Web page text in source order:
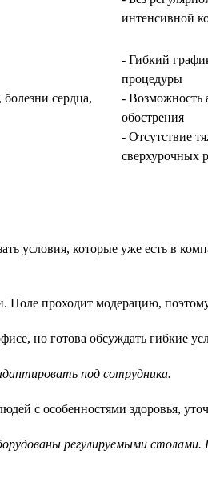
интенсивной
сердца,
- Гибкий
процедуры
- Возможность
обострения
- Отсутствие
сверхурочных
условия, которые уже есть в
проходит модерацию,
но готова обсуждать гибкие
под сотрудника.
с особенностями здоровья,
регулируемыми